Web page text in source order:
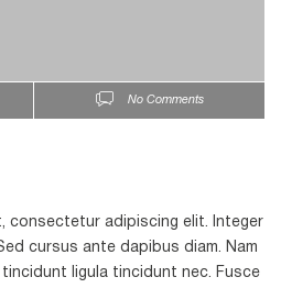
No Comments
consectetur adipiscing elit. Integer
cursus ante dapibus diam. Nam
ligula tincidunt nec. Fusce